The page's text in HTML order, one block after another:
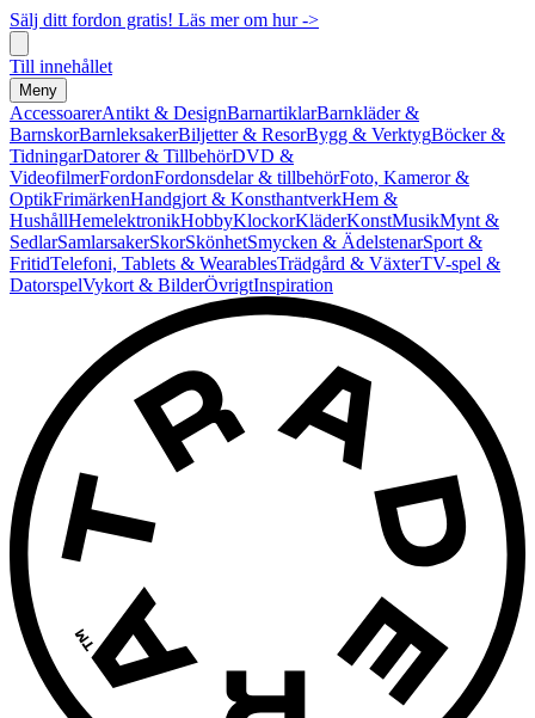
Sälj ditt fordon gratis! Läs mer om hur ->
Till innehållet
Meny
AccessoarerAntikt & DesignBarnartiklarBarnkläder &
BarnskorBarnleksakerBiljetter & ResorBygg & VerktygBöcker &
TidningarDatorer & TillbehörDVD &
VideofilmerFordonFordonsdelar & tillbehörFoto, Kameror &
OptikFrimärkenHandgjort & KonsthantverkHem &
HushållHemelektronikHobbyKlockorKläderKonstMusikMynt &
SedlarSamlarsakerSkorSkönhetSmycken & ÄdelstenarSport &
FritidTelefoni, Tablets & WearablesTrädgård & VäxterTV-spel &
DatorspelVykort & BilderÖvrigtInspiration